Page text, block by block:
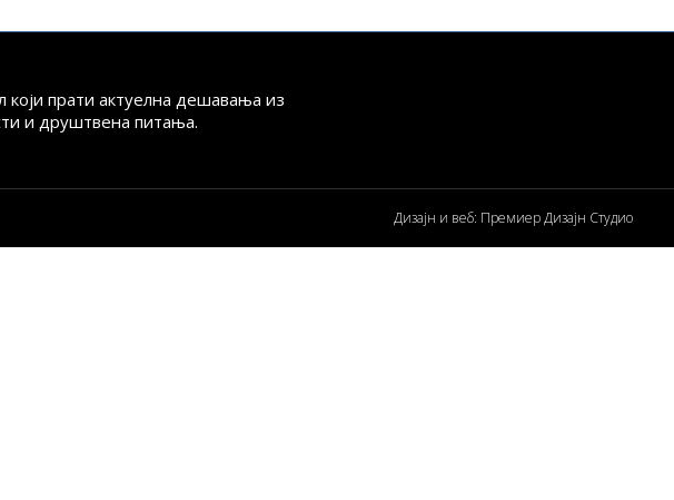
који прати актуелна дешавања из
и друштвена питања.
Дизајн и веб: Премиер Дизајн Студио